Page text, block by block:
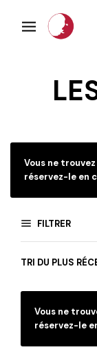
Vous ne
réservez-le en
FILTRER
Vous ne
réservez-le